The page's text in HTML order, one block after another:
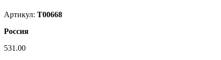
Артикул: Т00668
Россия
531.00